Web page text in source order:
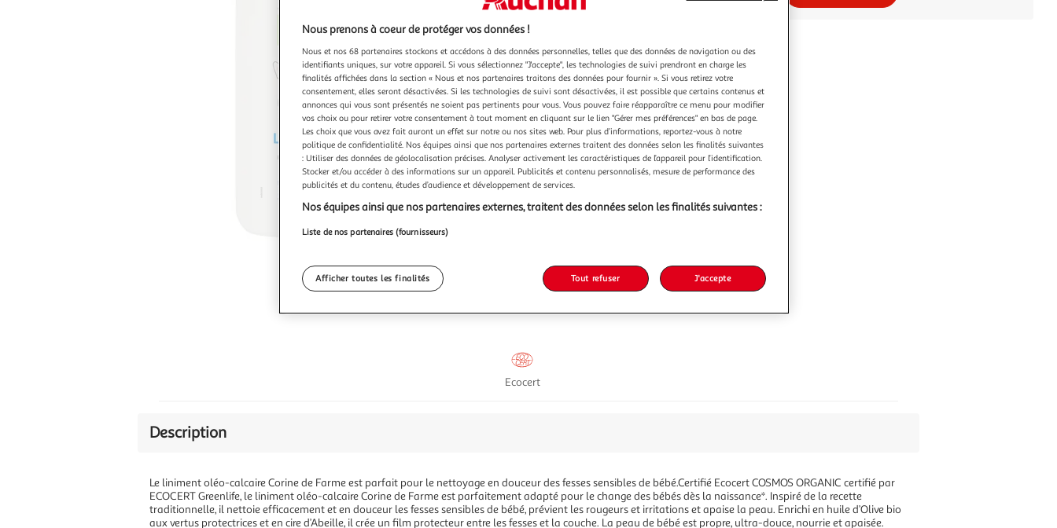
Ecocert
Description
Le liniment oléo-calcaire Corine de Farme est parfait pour le nettoyage en douceur des fesses sensibles de bébé.Certifié Ecocert COSMOS ORGANIC certifié par
ECOCERT Greenlife, le liniment oléo-calcaire Corine de Farme est parfaitement adapté pour le change des bébés dès la naissance*. Inspiré de la recette
traditionnelle, il nettoie efficacement et en douceur les fesses sensibles de bébé, prévient les rougeurs et irritations et apaise la peau. Enrichi en huile d’Olive bio
aux vertus protectrices et en cire d’Abeille, il crée un film protecteur entre les fesses et la couche. La peau de bébé est propre, ultra-douce, nourrie et apaisée.
Nous prenons à coeur de protéger vos données !
Nous et nos 68 partenaires stockons et accédons à des données personnelles, telles que des données de navigation ou des
identifiants uniques, sur votre appareil. Si vous sélectionnez "J'accepte", les technologies de suivi prendront en charge les
finalités affichées dans la section « Nous et nos partenaires traitons des données pour fournir ». Si vous retirez votre
consentement, elles seront désactivées. Si les technologies de suivi sont désactivées, il est possible que certains contenus et
annonces qui vous sont présentés ne soient pas pertinents pour vous. Vous pouvez faire réapparaître ce menu pour modifier
vos choix ou pour retirer votre consentement à tout moment en cliquant sur le lien "Gérer mes préférences" en bas de page.
Les choix que vous avez fait auront un effet sur notre ou nos sites web. Pour plus d’informations, reportez-vous à notre
politique de confidentialité. Nos équipes ainsi que nos partenaires externes traitent des données selon les finalités suivantes
: Utiliser des données de géolocalisation précises. Analyser activement les caractéristiques de l’appareil pour l’identification.
Stocker et/ou accéder à des informations sur un appareil. Publicités et contenu personnalisés, mesure de performance des
publicités et du contenu, études d’audience et développement de services.
Nos équipes ainsi que nos partenaires externes, traitent des données selon les finalités suivantes :
Liste de nos partenaires (fournisseurs)
Afficher toutes les finalités Tout refuser J'accepte